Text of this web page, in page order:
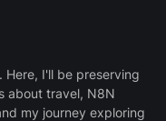
Here, I'll be preserving
about travel, N8N
my journey exploring